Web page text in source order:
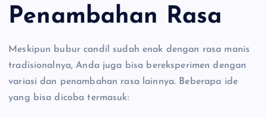
Penambahan Rasa
Meskipun bubur candil sudah enak dengan rasa manis
tradisionalnya, Anda juga bisa bereksperimen dengan
variasi dan penambahan rasa lainnya. Beberapa ide
yang bisa dicoba termasuk: